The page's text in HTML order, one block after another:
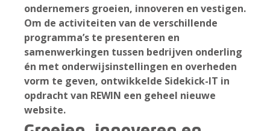
ondernemers groeien, innoveren en vestigen.
Om de activiteiten van de verschillende
programma’s te presenteren en
samenwerkingen tussen bedrijven onderling
én met onderwijsinstellingen en overheden
vorm te geven, ontwikkelde Sidekick-IT in
opdracht van REWIN een geheel nieuwe
website.